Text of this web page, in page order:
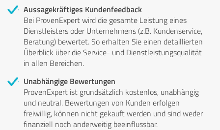
Aussagekräftiges Kundenfeedback
Bei ProvenExpert wird die gesamte Leistung eines
Dienstleisters oder Unternehmens (z.B. Kundenservice,
Beratung) bewertet. So erhalten Sie einen detaillierten
Überblick über die Service- und Dienstleistungsqualität
in allen Bereichen.
Unabhängige Bewertungen
ProvenExpert ist grundsätzlich kostenlos, unabhängig
und neutral. Bewertungen von Kunden erfolgen
freiwillig, können nicht gekauft werden und sind weder
finanziell noch anderweitig beeinflussbar.